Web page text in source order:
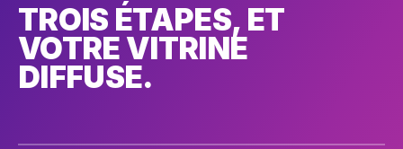
TROIS ÉTAPES, ET
VOTRE VITRINE
DIFFUSE.